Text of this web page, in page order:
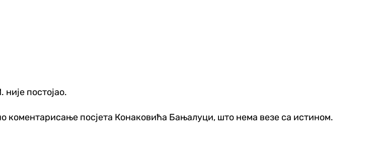
постојао.
коментарисање посјета Конаковића Бањалуци, што нема везе са истином.